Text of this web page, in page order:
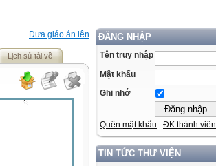
ĐĂNG NHẬP
Tên truy nhập
Mật khẩu
Ghi nhớ
Quên mật khẩu ĐK thành viên
TIN TỨC THƯ VIỆN
Đưa giáo án lên
Lịch sử tải về